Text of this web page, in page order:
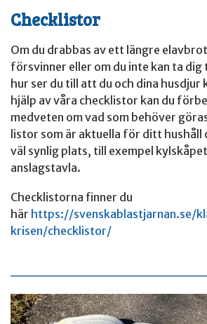
Checklistor
Om du drabbas av ett längre
försvinner eller om du inte kan ta
hur ser du till att du och dina husdjur
hjälp av våra checklistor kan du
medveten om vad som behöver
listor som är aktuella för ditt hushåll
väl synlig plats, till exempel
anslagstavla.
Checklistorna finner du
här https://svenskablastjarnan.se/
krisen/checklistor/